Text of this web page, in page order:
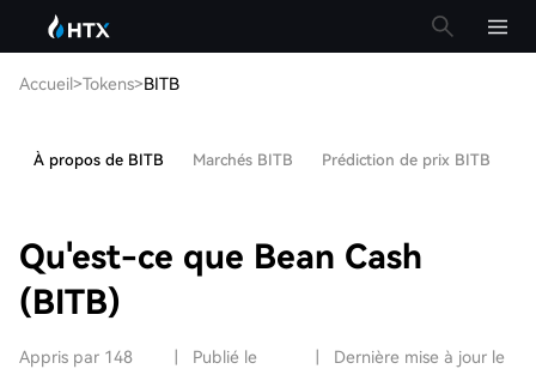
Accueil>Tokens>BITB
À propos de BITB Marchés BITB Prédiction de prix BITB
Qu'est-ce que Bean Cash
(BITB)
Appris par 148
Publié le
Dernière mise à jour le